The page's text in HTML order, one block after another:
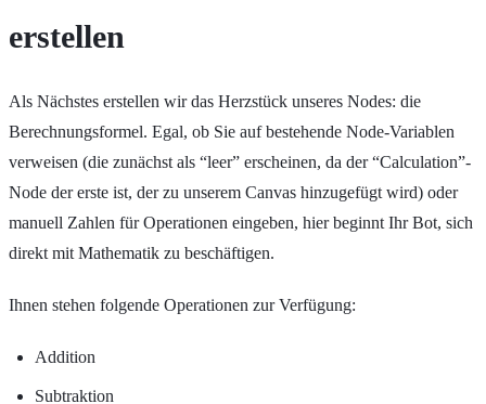
erstellen
Als Nächstes erstellen wir das Herzstück unseres Nodes: die
Berechnungsformel. Egal, ob Sie auf bestehende Node-Variablen
verweisen (die zunächst als “leer” erscheinen, da der “Calculation”-
Node der erste ist, der zu unserem Canvas hinzugefügt wird) oder
manuell Zahlen für Operationen eingeben, hier beginnt Ihr Bot, sich
direkt mit Mathematik zu beschäftigen.
Ihnen stehen folgende Operationen zur Verfügung:
Addition
Subtraktion